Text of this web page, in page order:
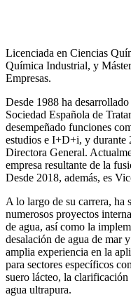
Licenciada en Ciencias
Química Industrial, y
Empresas.
Desde 1988 ha
Sociedad Española de
desempeñado funciones
estudios e I+D+i, y durante
Directora General.
empresa resultante de la
Desde 2018, además, es
A lo largo de su carrera, ha
numerosos proyectos
de agua, así como la
desalación de agua de mar
amplia experiencia en la
para sectores específicos
suero lácteo, la clarificación
agua ultrapura.